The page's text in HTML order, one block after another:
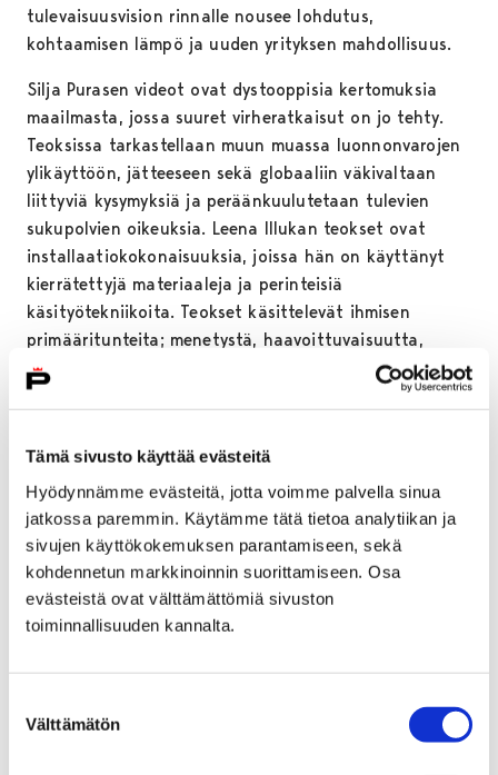
Tämä sivusto käyttää evästeitä
Hyödynnämme evästeitä, jotta voimme palvella sinua
jatkossa paremmin. Käytämme tätä tietoa analytiikan ja
sivujen käyttökokemuksen parantamiseen, sekä
kohdennetun markkinoinnin suorittamiseen. Osa
evästeistä ovat välttämättömiä sivuston
toiminnallisuuden kannalta.
valinta
Välttämätön
tulevaisuusvision rinnalle nousee lohdutus,
kohtaamisen lämpö ja uuden yrityksen mahdollisuus.
Silja Purasen videot ovat dystooppisia kertomuksia
maailmasta, jossa suuret virheratkaisut on jo tehty.
Teoksissa tarkastellaan muun muassa luonnonvarojen
ylikäyttöön, jätteeseen sekä globaaliin väkivaltaan
liittyviä kysymyksiä ja peräänkuulutetaan tulevien
sukupolvien oikeuksia. Leena Illukan teokset ovat
installaatiokokonaisuuksia, joissa hän on käyttänyt
kierrätettyjä materiaaleja ja perinteisiä
käsityötekniikoita. Teokset käsittelevät ihmisen
primääritunteita; menetystä, haavoittuvaisuutta,
pelkoa, läheisyyttä ja epävarmuutta sekä sosiaalista
kanssakäymistä. Virpi Vesanen-Laukkasen lapsuutta ja
vuoropuheluun Illukan installaatioiden kanssa.
venähtävät, valokuvissa pienten nukkien kasvoista
paljastuvat pinnan murtumat ja videolla nukkekotiin
saapuu kutsumaton vieras.
Taiteilijat
Leena Illukka(s.1962) on suorittanut kuvataiteen
ylemmän tutkinnon Saimaan Korkeakoulusta vuonna
2015 ja kuvataiteen alemman tutkinnon Lahden